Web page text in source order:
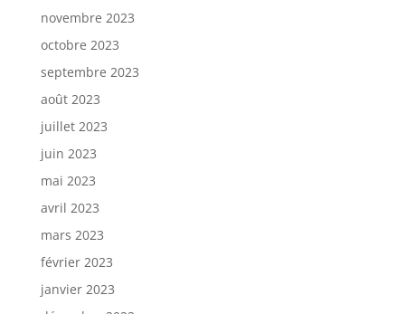
novembre 2023
octobre 2023
septembre 2023
août 2023
juillet 2023
juin 2023
mai 2023
avril 2023
mars 2023
février 2023
janvier 2023